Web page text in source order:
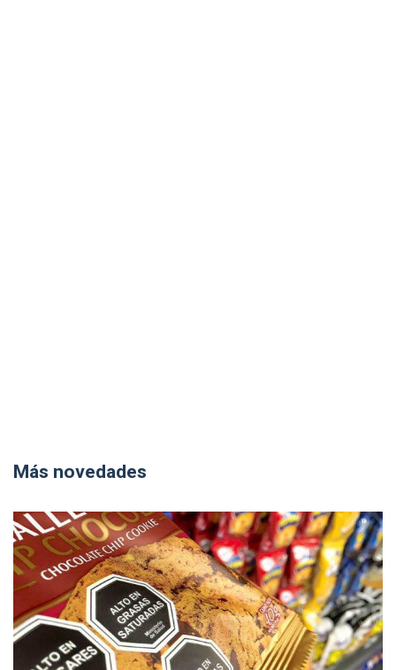
Más novedades